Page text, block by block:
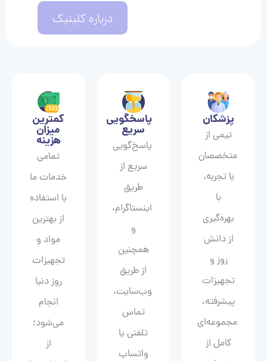
درباره کلینیک
پزشکان
تیمی از
متخصصان
با تجربه،
با
بهره‌گیری
از دانش
روز و
تجهیزات
پیشرفته،
مجموعه‌ای
کامل از
پاسخگویی
سریع
پاسخ‌گویی
سریع از
طریق
اینستاگرام،
و
همچنین
از طریق
وب‌سایت،
تماس
تلفنی یا
واتساپ
کمترین
میزان
هزینه
تمامی
خدمات ما
با استفاده
از بهترین
مواد و
تجهیزات
روز دنیا
انجام
می‌شود؛
از